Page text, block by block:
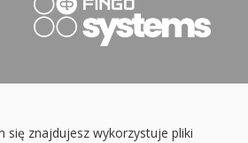
się znajdujesz wykorzystuje pliki